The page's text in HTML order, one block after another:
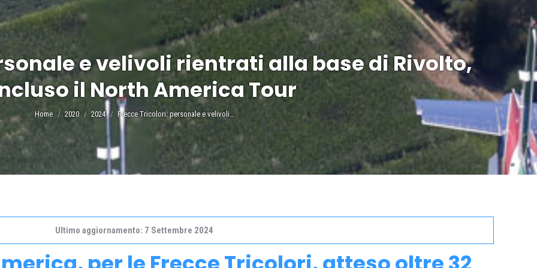
e velivoli rientrati alla base di Rivolto,
il North America Tour
Tu sei qui:
Home 2020 2024 Frecce Tricolori: personale e velivoli…
Ultimo aggiornamento: 7 Settembre 2024